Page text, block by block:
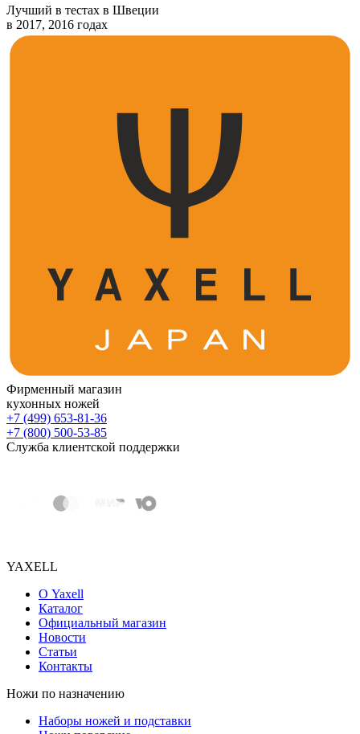
Лучший в тестах в Швеции
в 2017, 2016 годах
Фирменный магазин
кухонных ножей
+7 (499) 653-81-36
+7 (800) 500-53-85
Служба клиентской поддержки
YAXELL
О Yaxell
Каталог
Официальный магазин
Новости
Статьи
Контакты
Ножи по назначению
Наборы ножей и подставки